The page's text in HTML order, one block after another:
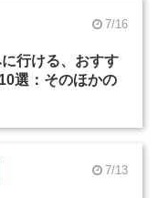
7/16
行ける、おすす
選：そのほかの
7/13